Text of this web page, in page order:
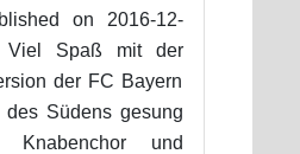
on 2016-12-
Viel Spaß mit der
der FC Bayern
des Südens gesung
Knabenchor und